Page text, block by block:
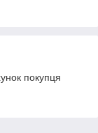
покупця